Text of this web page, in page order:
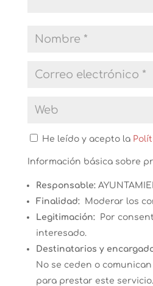
He leído y acepto la
Información básica sobre
Responsable:
Finalidad: Moderar los
Legitimación: Por
interesado.
Destinatarios y
No se ceden o
para prestar este